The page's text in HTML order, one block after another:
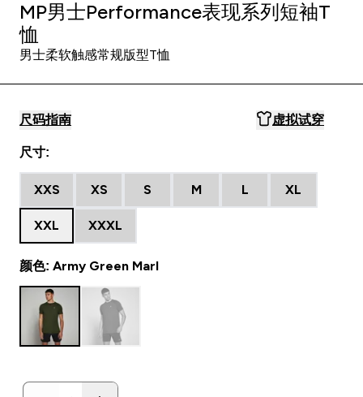
MP男士Performance表现系列短袖T
恤
男士柔软触感常规版型T恤
尺码指南 虚拟试穿
尺寸:
XXS XS S M L XL
XXL XXXL
颜色: Army Green Marl